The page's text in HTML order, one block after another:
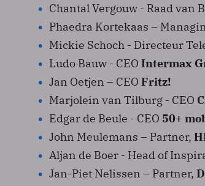
Chantal Vergouw - Raad van
Phaedra Kortekaas –
Mickie Schoch - Directeur
Ludo Bauw - CEO Intermax
Jan Oetjen – CEO Fritz!
Marjolein van Tilburg - CEO
Edgar de Beule - CEO 50+
John Meulemans – Partner,
Aljan de Boer - Head of
Jan-Piet Nelissen – Partner,